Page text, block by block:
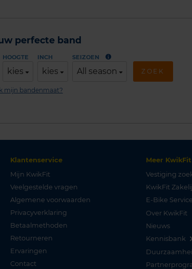
perfecte band
HOOGTE
kies
INCH
kies
SEIZOEN
All season ZOEK
mijn bandenmaat?
Klantenservice
Mijn KwikFit
Veelgestelde vragen
Algemene voorwaarden
Privacyverklaring
Betaalmethoden
Retourneren
Ervaringen
Contact
Meer KwikFit
Vestiging
KwikFit
E-Bike Service
Over KwikFit
Nieuws
Kennisbank